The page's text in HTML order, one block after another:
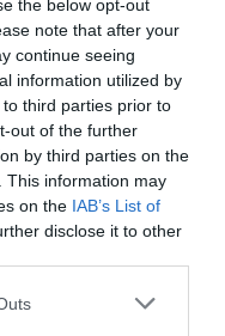
the below opt-out
note that after your
continue seeing
information utilized by
third parties prior to
out of the further
by third parties on the
This information may
on the IAB’s List of
disclose it to other
one or more Google
οι
νέων μελών της